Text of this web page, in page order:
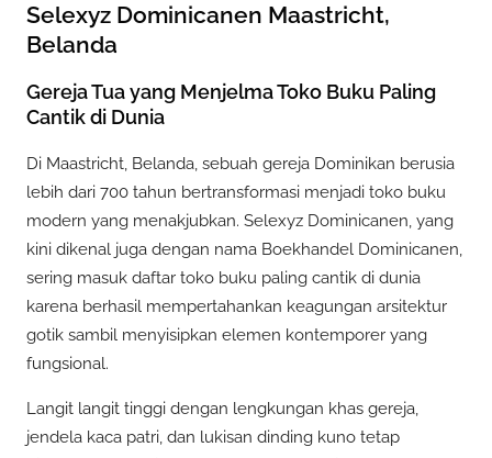
Selexyz Dominicanen Maastricht,
Belanda
Gereja Tua yang Menjelma Toko Buku Paling
Cantik di Dunia
Di Maastricht, Belanda, sebuah gereja Dominikan berusia
lebih dari 700 tahun bertransformasi menjadi toko buku
modern yang menakjubkan. Selexyz Dominicanen, yang
kini dikenal juga dengan nama Boekhandel Dominicanen,
sering masuk daftar toko buku paling cantik di dunia
karena berhasil mempertahankan keagungan arsitektur
gotik sambil menyisipkan elemen kontemporer yang
fungsional.
Langit langit tinggi dengan lengkungan khas gereja,
jendela kaca patri, dan lukisan dinding kuno tetap